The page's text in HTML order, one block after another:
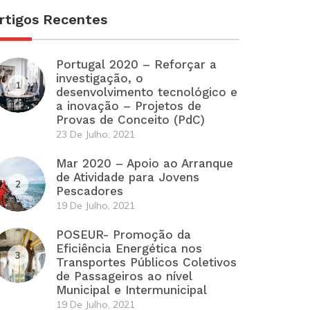
Recentes
1
Portugal 2020 – Reforçar a
investigação, o
desenvolvimento tecnológico e
a inovação – Projetos de
Provas de Conceito (PdC)
23 De Julho, 2021
2
Mar 2020 – Apoio ao Arranque
de Atividade para Jovens
Pescadores
19 De Julho, 2021
3
POSEUR- Promoção da
Eficiência Energética nos
Transportes Públicos Coletivos
de Passageiros ao nível
Municipal e Intermunicipal
19 De Julho, 2021